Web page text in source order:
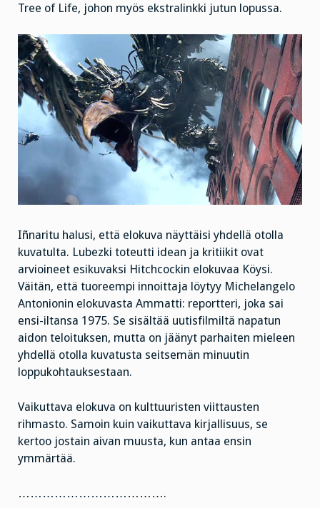
Tree of Life, johon myös ekstralinkki jutun lopussa.
Iñnaritu halusi, että elokuva näyttäisi yhdellä otolla
kuvatulta. Lubezki toteutti idean ja kritiikit ovat
arvioineet esikuvaksi Hitchcockin elokuvaa Köysi.
Väitän, että tuoreempi innoittaja löytyy Michelangelo
Antonionin elokuvasta Ammatti: reportteri, joka sai
ensi-iltansa 1975. Se sisältää uutisfilmiltä napatun
aidon teloituksen, mutta on jäänyt parhaiten mieleen
yhdellä otolla kuvatusta seitsemän minuutin
loppukohtauksestaan.
Vaikuttava elokuva on kulttuuristen viittausten
rihmasto. Samoin kuin vaikuttava kirjallisuus, se
kertoo jostain aivan muusta, kun antaa ensin
ymmärtää.
……………………………….